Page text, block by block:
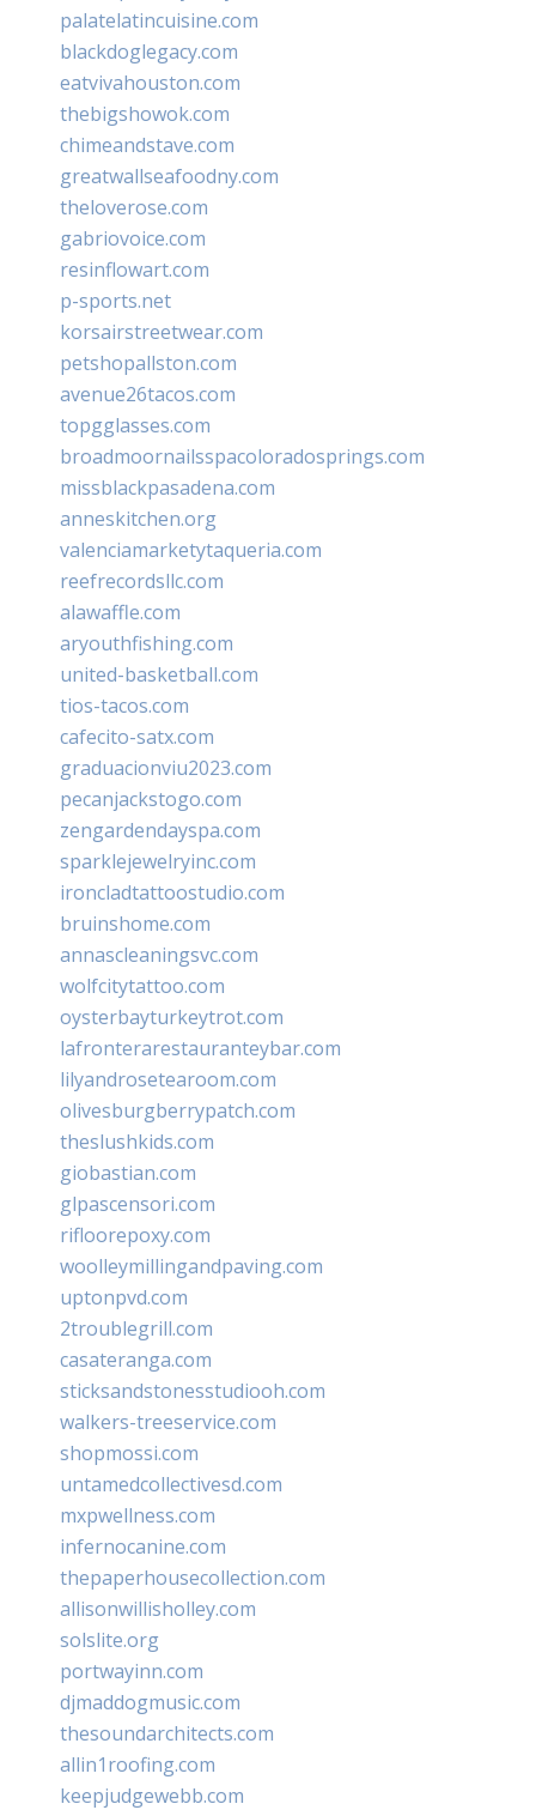
palatelatincuisine.com
blackdoglegacy.com
eatvivahouston.com
thebigshowok.com
chimeandstave.com
greatwallseafoodny.com
theloverose.com
gabriovoice.com
resinflowart.com
p-sports.net
korsairstreetwear.com
petshopallston.com
avenue26tacos.com
topgglasses.com
broadmoornailsspacoloradosprings.com
missblackpasadena.com
anneskitchen.org
valenciamarketytaqueria.com
reefrecordsllc.com
alawaffle.com
aryouthfishing.com
united-basketball.com
tios-tacos.com
cafecito-satx.com
graduacionviu2023.com
pecanjackstogo.com
zengardendayspa.com
sparklejewelryinc.com
ironcladtattoostudio.com
bruinshome.com
annascleaningsvc.com
wolfcitytattoo.com
oysterbayturkeytrot.com
lafronterarestauranteybar.com
lilyandrosetearoom.com
olivesburgberrypatch.com
theslushkids.com
giobastian.com
glpascensori.com
rifloorepoxy.com
woolleymillingandpaving.com
uptonpvd.com
2troublegrill.com
casateranga.com
sticksandstonesstudiooh.com
walkers-treeservice.com
shopmossi.com
untamedcollectivesd.com
mxpwellness.com
infernocanine.com
thepaperhousecollection.com
allisonwillisholley.com
solslite.org
portwayinn.com
djmaddogmusic.com
thesoundarchitects.com
allin1roofing.com
keepjudgewebb.com